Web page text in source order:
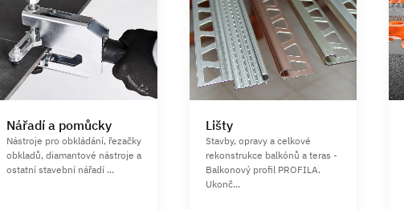
Nářadí a pomůcky
Nástroje pro obkládání, řezačky
obkladů, diamantové nástroje a
ostatní stavební nářadí ...
Lišty
Stavby, opravy a celkové
rekonstrukce balkónů a teras -
Balkonový profil PROFILA.
Ukonč...